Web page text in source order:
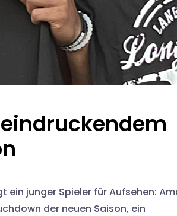
ein junger Spieler für Aufsehen:
der neuen Saison, ein